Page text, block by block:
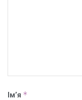
Ім’я *